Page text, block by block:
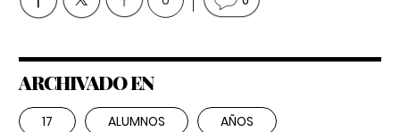
ARCHIVADO EN
17 ALUMNOS AÑOS